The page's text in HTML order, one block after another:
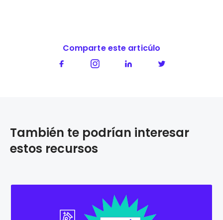
Comparte este articúlo
También te podrían interesar
estos recursos